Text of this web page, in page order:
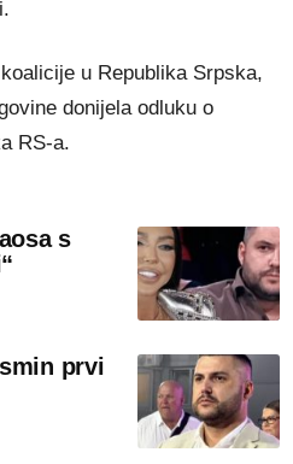
u Republika Srpska,
donijela odluku o
RS-a.
s
prvi